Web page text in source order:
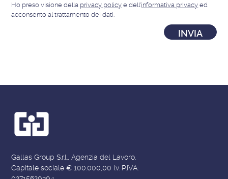
Ho preso visione della privacy policy e dell'informativa privacy ed
acconsento al trattamento dei dati.
Gallas Group S.r.l., Agenzia del Lavoro.
Capitale sociale € 100.000,00 i.v. P.IVA: